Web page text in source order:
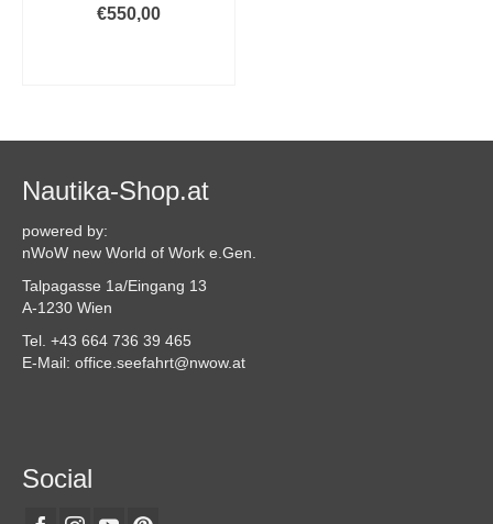
Bewertet mit
5.00von 5
€550,00
weist
Varianten
auf.
Optionen
auf
Produktseite
gewählt
Nautika-Shop.at
powered by:
nWoW new World of Work e.Gen.
Talpagasse 1a/Eingang 13
A-1230 Wien
Tel. +43 664 736 39 465
E-Mail: office.seefahrt@nwow.at
Social